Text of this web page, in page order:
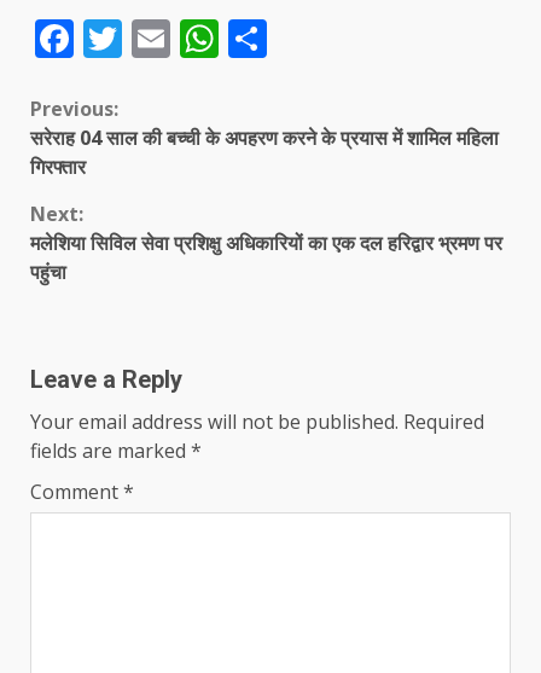
Facebook
Twitter
EmailWhatsApp
Continue
Reading
Previous:
सरेराह 04 साल की बच्ची के अपहरण करने के प्रयास में शामिल महिला
गिरफ्तार
Next:
मलेशिया सिविल सेवा प्रशिक्षु अधिकारियों का एक दल हरिद्वार भ्रमण पर
पहुंचा
Leave a Reply
Your email address will not be published. Required
fields are marked *
Comment*